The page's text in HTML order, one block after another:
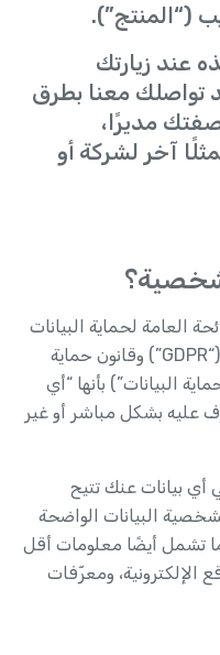
عند زيارتك
تواصلك معنا بطرق
مديرًا،
آخر لشركة أو
العامة لحماية البيانات
(لائحة الاتحاد الأوروبي 2016/679) (“GDPR”) وقانون حماية
حماية البيانات”) بأنها “أي
عليه بشكل مباشر أو غير
بيانات عنك تتيح
البيانات الواضحة
تشمل أيضًا معلومات أقل
الإلكترونية، ومعرّفات